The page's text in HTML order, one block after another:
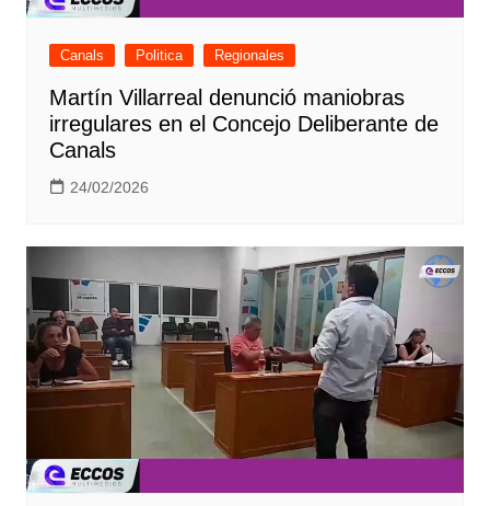
Canals Politica Regionales
Martín Villarreal denunció maniobras
irregulares en el Concejo Deliberante de
Canals
24/02/2026